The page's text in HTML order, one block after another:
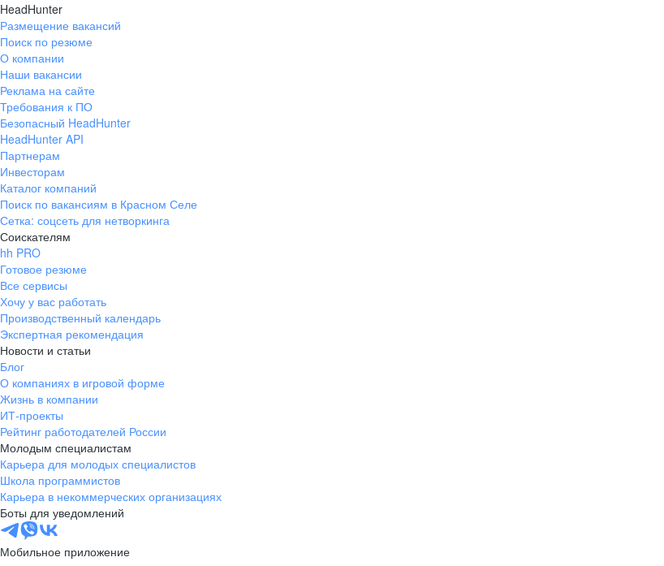
HeadHunter
Размещение вакансий
Поиск по резюме
О компании
Наши вакансии
Реклама на сайте
Требования к ПО
Безопасный HeadHunter
HeadHunter API
Партнерам
Инвесторам
Каталог компаний
Поиск по вакансиям в Красном Селе
Сетка: соцсеть для нетворкинга
Соискателям
hh PRO
Готовое резюме
Все сервисы
Хочу у вас работать
Производственный календарь
Экспертная рекомендация
Новости и статьи
Блог
О компаниях в игровой форме
Жизнь в компании
ИТ-проекты
Рейтинг работодателей России
Молодым специалистам
Карьера для молодых специалистов
Школа программистов
Карьера в некоммерческих организациях
Боты для уведомлений
Мобильное приложение